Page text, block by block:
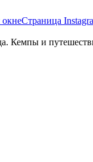
окнеСтраница
Кемпы и